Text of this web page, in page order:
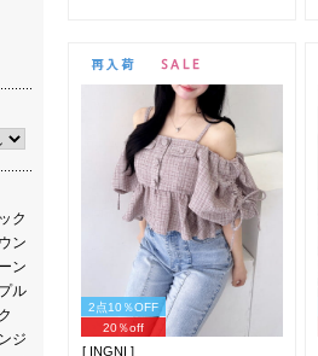
ク
ン
ン
ル
ジ
2点10％OFF
20％off
[ INGNI ]